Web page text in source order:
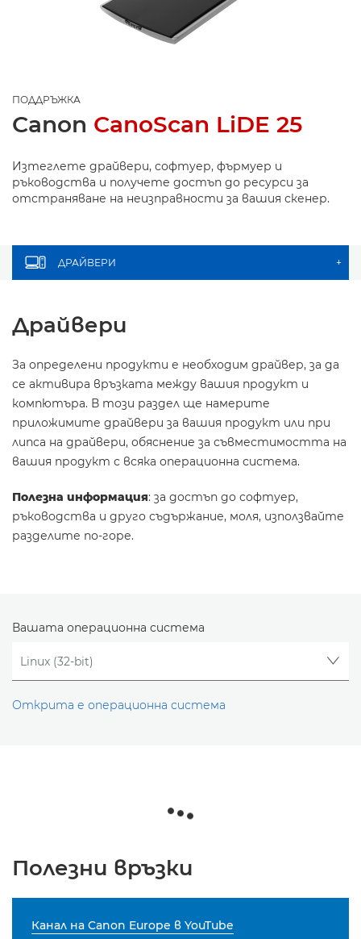
ПОДДРЪЖКА
Canon CanoScan LiDE 25
Изтеглете драйвери, софтуер, фърмуер и
ръководства и получете достъп до ресурси за
отстраняване на неизправности за вашия скенер.
ДРАЙВЕРИ +
Драйвери
За определени продукти е необходим драйвер, за да
се активира връзката между вашия продукт и
компютъра. В този раздел ще намерите
приложимите драйвери за вашия продукт или при
липса на драйвери, обяснение за съвместимостта на
вашия продукт с всяка операционна система.
Полезна информация: за достъп до софтуер,
ръководства и друго съдържание, моля, използвайте
разделите по-горе.
Вашата операционна система
Открита е операционна система
Полезни връзки
Канал на Canon Europe в YouTube